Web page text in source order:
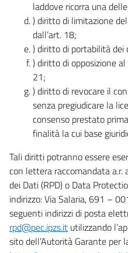
laddove ricorra una
) diritto di limitazione
dall’art. 18;
) diritto di portabilità dei
) diritto di opposizione
21;
) diritto di revocare il
senza pregiudicare la
consenso prestato
finalità la cui base
Tali diritti potranno essere
con lettera raccomandata a.r.
dei Dati (RPD) o Data
indirizzo: Via Salaria, 691 –
seguenti indirizzi di posta
rpd@pec.ipzs.it utilizzando
sito dell’Autorità Garante per